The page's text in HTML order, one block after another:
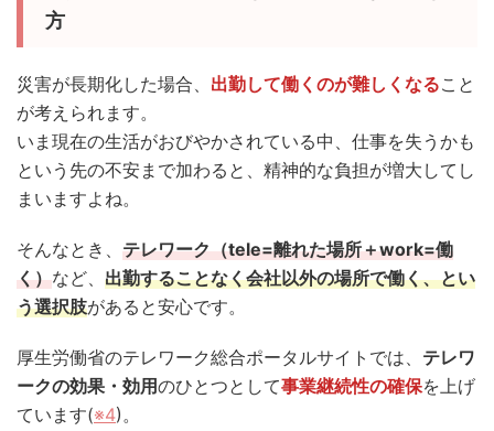
方
災害が長期化した場合、 出勤して働くのが難しくなること
が考えられます。
いま現在の生活がおびやかされている中、仕事を失うかも
という先の不安まで加わると、精神的な負担が増大してし
まいますよね。
そんなとき、 テレワーク（tele=離れた場所＋work=働
く）など、 出勤することなく会社以外の場所で働く、とい
う選択肢があると安心です。
厚生労働省のテレワーク総合ポータルサイトでは、 テレワ
ークの効果・効用のひとつとして事業継続性の確保を上げ
ています(※4)。